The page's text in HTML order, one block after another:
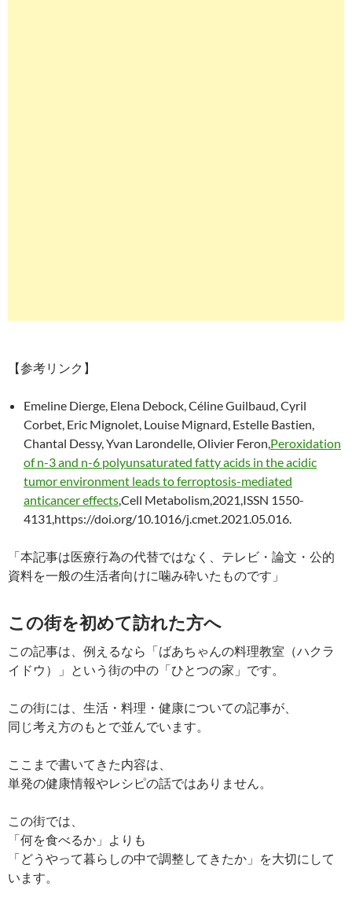
【参考リンク】
Emeline Dierge, Elena Debock, Céline Guilbaud, Cyril
Corbet, Eric Mignolet, Louise Mignard, Estelle Bastien,
Chantal Dessy, Yvan Larondelle, Olivier Feron, Peroxidation
of n-3 and n-6 polyunsaturated fatty acids in the acidic
tumor environment leads to ferroptosis-mediated
anticancer effects,Cell Metabolism,2021,ISSN 1550-
4131,https://doi.org/10.1016/j.cmet.2021.05.016.
「本記事は医療行為の代替ではなく、テレビ・論文・公的
資料を一般の生活者向けに噛み砕いたものです」
この街を初めて訪れた方へ
この記事は、例えるなら「ばあちゃんの料理教室（ハクラ
イドウ）」という街の中の「ひとつの家」です。
この街には、生活・料理・健康についての記事が、
同じ考え方のもとで並んでいます。
ここまで書いてきた内容は、
単発の健康情報やレシピの話ではありません。
この街では、
「何を食べるか」よりも
「どうやって暮らしの中で調整してきたか」を大切にして
います。